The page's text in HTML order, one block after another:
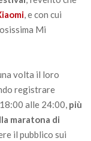
, e con cui
Mi
volta il loro
registrare
alle 24:00, più
maratona di
il pubblico sui